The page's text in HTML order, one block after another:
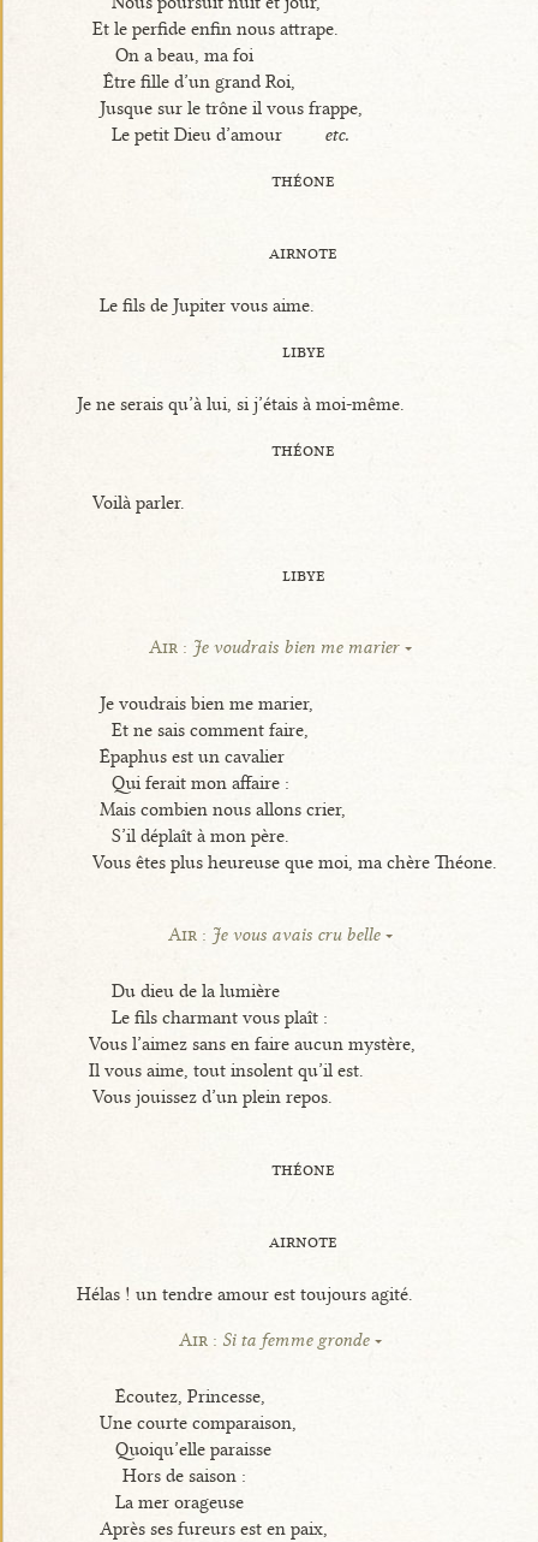
Et le perfide enfin nous attrape.
On a beau, ma foi
Être fille d’un grand Roi,
Jusque sur le trône il vous frappe,
Le petit Dieu d’amour
etc.
théone
airnote
Le fils de Jupiter vous aime.
libye
Je ne serais qu’à lui, si j’étais à moi-même.
théone
Voilà parler.
libye
Air : Je voudrais bien me marier
Je voudrais bien me marier,
Et ne sais comment faire,
Épaphus est un cavalier
Qui ferait mon affaire :
Mais combien nous allons crier,
S’il déplaît à mon père.
Vous êtes plus heureuse que moi, ma chère Théone.
Air : Je vous avais cru belle
Du dieu de la lumière
Le fils charmant vous plaît :
Vous l’aimez sans en faire aucun mystère,
Il vous aime, tout insolent qu’il est.
Vous jouissez d’un plein repos.
théone
airnote
Hélas ! un tendre amour est toujours agité.
Air : Si ta femme gronde
Écoutez, Princesse,
Une courte comparaison,
Quoiqu’elle paraisse
Hors de saison :
La mer orageuse
Après ses fureurs est en paix,